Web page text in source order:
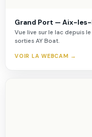
Grand Port — Aix-les-
Vue live sur le lac depuis
sorties AY Boat.
VOIR LA WEBCAM →